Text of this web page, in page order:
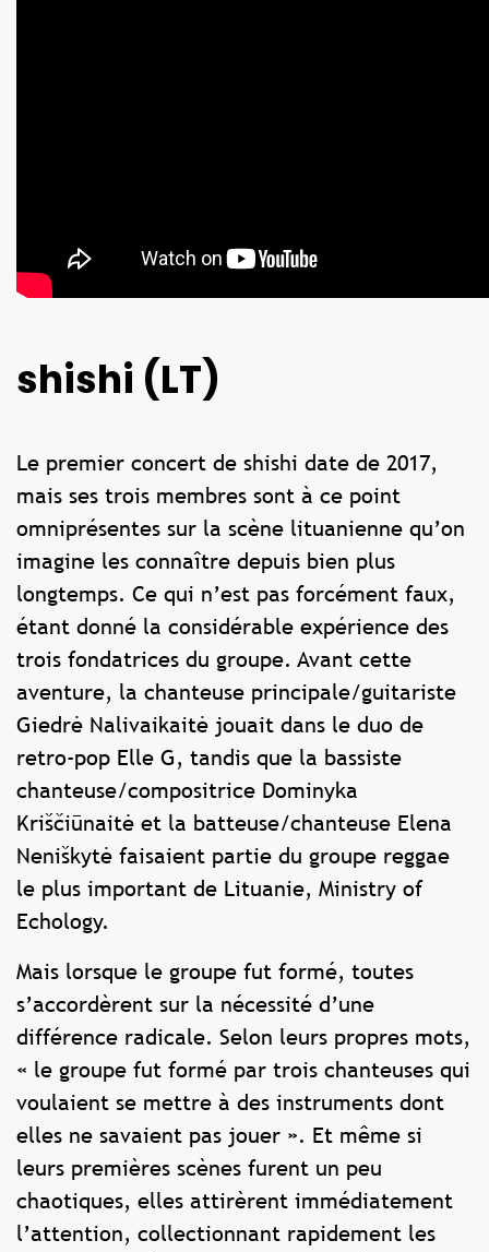
shishi (LT)
Le premier concert de shishi date de 2017,
mais ses trois membres sont à ce point
omniprésentes sur la scène lituanienne qu’on
imagine les connaître depuis bien plus
longtemps. Ce qui n’est pas forcément faux,
étant donné la considérable expérience des
trois fondatrices du groupe. Avant cette
aventure, la chanteuse principale/guitariste
Giedrė Nalivaikaitė jouait dans le duo de
retro-pop Elle G, tandis que la bassiste
chanteuse/compositrice Dominyka
Kriščiūnaitė et la batteuse/chanteuse Elena
Neniškytė faisaient partie du groupe reggae
le plus important de Lituanie, Ministry of
Echology.
Mais lorsque le groupe fut formé, toutes
s’accordèrent sur la nécessité d’une
différence radicale. Selon leurs propres mots,
« le groupe fut formé par trois chanteuses qui
voulaient se mettre à des instruments dont
elles ne savaient pas jouer ». Et même si
leurs premières scènes furent un peu
chaotiques, elles attirèrent immédiatement
l’attention, collectionnant rapidement les